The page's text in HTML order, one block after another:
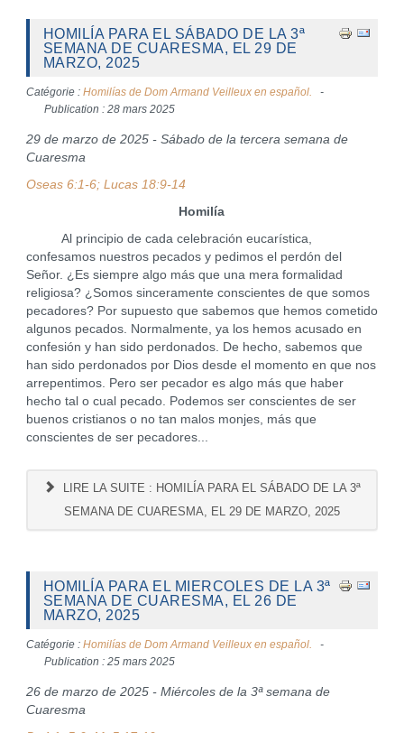
HOMILÍA PARA EL SÁBADO DE LA 3ª
SEMANA DE CUARESMA, EL 29 DE
MARZO, 2025
Catégorie : Homilías de Dom Armand Veilleux en español.
Publication : 28 mars 2025
29 de marzo de 2025 - Sábado de la tercera semana de
Cuaresma
Oseas 6:1-6; Lucas 18:9-14
Homilía
Al principio de cada celebración eucarística,
confesamos nuestros pecados y pedimos el perdón del
Señor. ¿Es siempre algo más que una mera formalidad
religiosa? ¿Somos sinceramente conscientes de que somos
pecadores? Por supuesto que sabemos que hemos cometido
algunos pecados. Normalmente, ya los hemos acusado en
confesión y han sido perdonados. De hecho, sabemos que
han sido perdonados por Dios desde el momento en que nos
arrepentimos. Pero ser pecador es algo más que haber
hecho tal o cual pecado. Podemos ser conscientes de ser
buenos cristianos o no tan malos monjes, más que
conscientes de ser pecadores...
LIRE LA SUITE : HOMILÍA PARA EL SÁBADO DE LA 3ª
SEMANA DE CUARESMA, EL 29 DE MARZO, 2025
HOMILÍA PARA EL MIERCOLES DE LA 3ª
SEMANA DE CUARESMA, EL 26 DE
MARZO, 2025
Catégorie : Homilías de Dom Armand Veilleux en español.
Publication : 25 mars 2025
26 de marzo de 2025 - Miércoles de la 3ª semana de
Cuaresma